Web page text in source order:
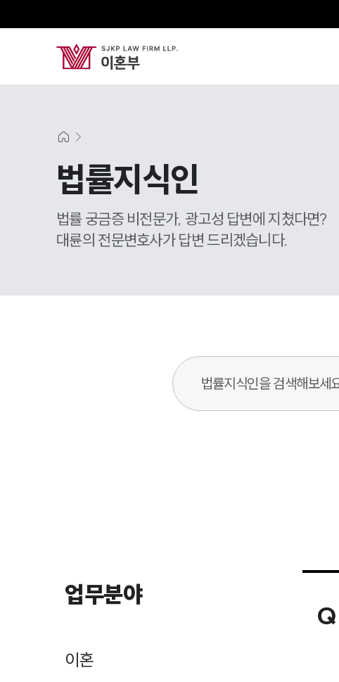
법률지식인
법률 궁금증 비전문가, 광고성 답변에 지쳤다면?
대륜의 전문변호사가 답변 드리겠습니다.
법률지식인 검색창
업무분야
이혼
Q